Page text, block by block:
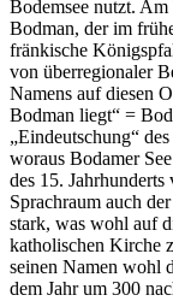
Bodemsee nutzt.
Bodman, der im
fränkische
von überregionaler
Namens auf diesen
Bodman liegt“ =
„Eindeutschung“
woraus Bodamer
des 15.
Sprachraum auch
stark, was wohl auf
katholischen Kirche
seinen Namen wohl
dem Jahr um 300